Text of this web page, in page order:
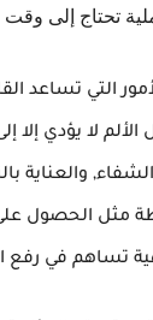
تحتاج إلى
التي تساعد
الألم لا يؤدي إلا
الشفاء, والعناية
مثل الحصول
تساهم في رفع